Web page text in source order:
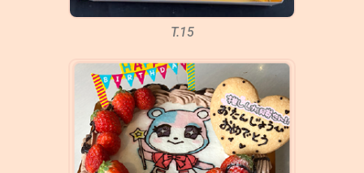
T.15